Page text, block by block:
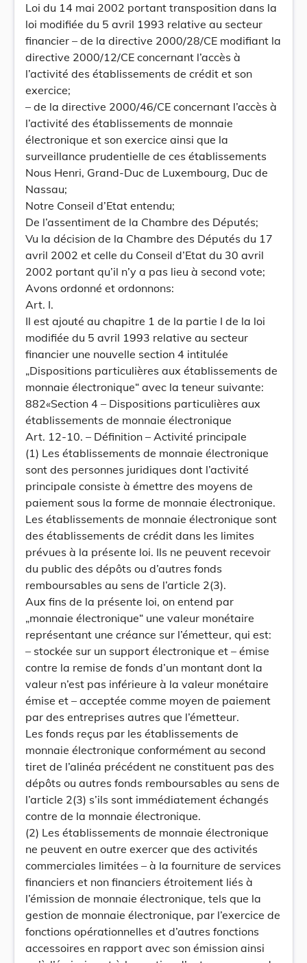
Loi du 14 mai 2002 portant transposition dans la
loi modifiée du 5 avril 1993 relative au secteur
financier – de la directive 2000/28/CE modifiant la
directive 2000/12/CE concernant l’accès à
l’activité des établissements de crédit et son
exercice;
– de la directive 2000/46/CE concernant l’accès à
l’activité des établissements de monnaie
électronique et son exercice ainsi que la
surveillance prudentielle de ces établissements
Nous Henri, Grand-Duc de Luxembourg, Duc de
Nassau;
Notre Conseil d’Etat entendu;
De l’assentiment de la Chambre des Députés;
Vu la décision de la Chambre des Députés du 17
avril 2002 et celle du Conseil d’Etat du 30 avril
2002 portant qu’il n’y a pas lieu à second vote;
Avons ordonné et ordonnons:
Art. I.
Il est ajouté au chapitre 1 de la partie I de la loi
modifiée du 5 avril 1993 relative au secteur
financier une nouvelle section 4 intitulée
„Dispositions particulières aux établissements de
monnaie électronique“ avec la teneur suivante:
882«Section 4 – Dispositions particulières aux
établissements de monnaie électronique
Art. 12-10. – Définition – Activité principale
(1) Les établissements de monnaie électronique
sont des personnes juridiques dont l’activité
principale consiste à émettre des moyens de
paiement sous la forme de monnaie électronique.
Les établissements de monnaie électronique sont
des établissements de crédit dans les limites
prévues à la présente loi. Ils ne peuvent recevoir
du public des dépôts ou d’autres fonds
remboursables au sens de l’article 2(3).
Aux fins de la présente loi, on entend par
„monnaie électronique“ une valeur monétaire
représentant une créance sur l’émetteur, qui est:
– stockée sur un support électronique et – émise
contre la remise de fonds d’un montant dont la
valeur n’est pas inférieure à la valeur monétaire
émise et – acceptée comme moyen de paiement
par des entreprises autres que l’émetteur.
Les fonds reçus par les établissements de
monnaie électronique conformément au second
tiret de l’alinéa précédent ne constituent pas des
dépôts ou autres fonds remboursables au sens de
l’article 2(3) s’ils sont immédiatement échangés
contre de la monnaie électronique.
(2) Les établissements de monnaie électronique
ne peuvent en outre exercer que des activités
commerciales limitées – à la fourniture de services
financiers et non financiers étroitement liés à
l’émission de monnaie électronique, tels que la
gestion de monnaie électronique, par l’exercice de
fonctions opérationnelles et d’autres fonctions
accessoires en rapport avec son émission ainsi